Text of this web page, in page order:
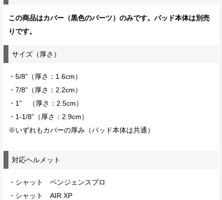
この商品はカバー（黒色のパーツ）のみです。パッド本体は別売
りです。
サイズ（厚さ）
・5/8”（厚さ：1.6cm）
・7/8”（厚さ：2.2cm）
・1” （厚さ：2.5cm）
・1-1/8”（厚さ：2.9cm）
※いずれもカバーの厚み（パッド本体は共通）
対応ヘルメット
・シャット ベンジェンスプロ
・シャット AIR XP